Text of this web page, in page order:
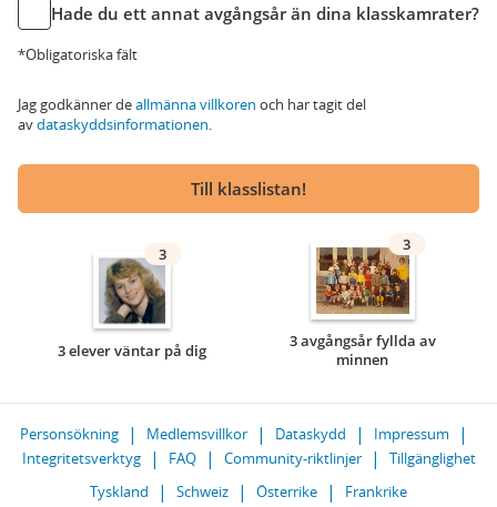
Hade du ett annat avgångsår än dina klasskamrater?
*Obligatoriska fält
Jag godkänner deallmänna villkoren och har tagit del
avdataskyddsinformationen.
Till klasslistan!
3
3 elever väntar på dig
3
3 avgångsår fyllda av
minnen
Personsökning Medlemsvillkor Dataskydd
Impressum
Integritetsverktyg
FAQ Community-riktlinjer
Tillgänglighet
Tyskland
Schweiz Österrike Frankrike